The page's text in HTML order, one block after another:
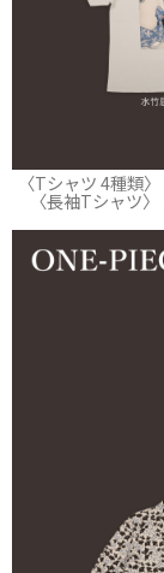
〈Tシャツ 4種類
〈長袖Tシャツ